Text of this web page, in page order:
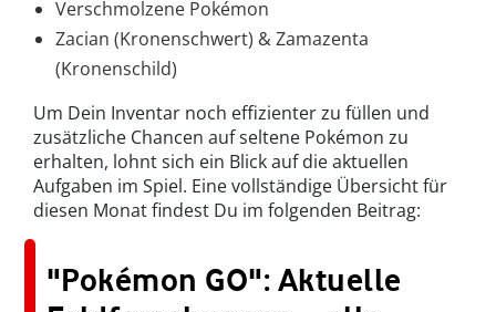
Verschmolzene Pokémon
Zacian (Kronenschwert) & Zamazenta
(Kronenschild)
Um Dein Inventar noch effizienter zu füllen und
zusätzliche Chancen auf seltene Pokémon zu
erhalten, lohnt sich ein Blick auf die aktuellen
Aufgaben im Spiel. Eine vollständige Übersicht für
diesen Monat findest Du im folgenden Beitrag:
"Pokémon GO": Aktuelle